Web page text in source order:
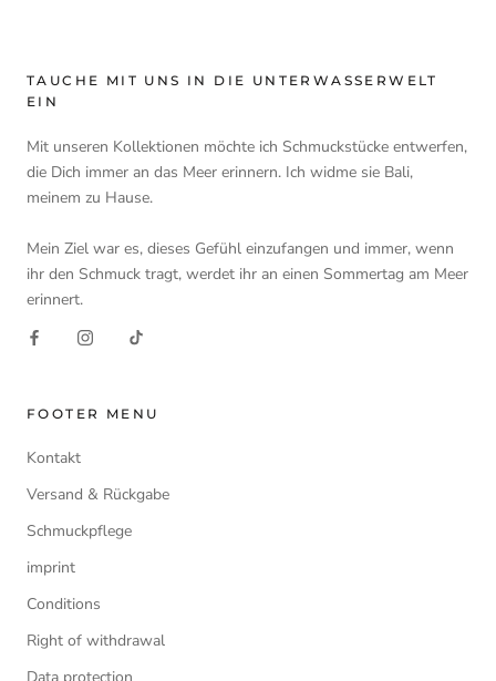
TAUCHE MIT UNS IN DIE UNTERWASSERWELT
EIN
Mit unseren Kollektionen möchte ich Schmuckstücke entwerfen,
die Dich immer an das Meer erinnern. Ich widme sie Bali,
meinem zu Hause.
Mein Ziel war es, dieses Gefühl einzufangen und immer, wenn
ihr den Schmuck tragt, werdet ihr an einen Sommertag am Meer
erinnert.
FOOTER MENU
Kontakt
Versand & Rückgabe
Schmuckpflege
imprint
Conditions
Right of withdrawal
Data protection